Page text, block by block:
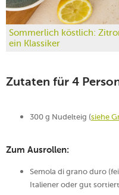
Sommerlich köstlich:
ein Klassiker
Zutaten für 4
300 g Nudelteig (siehe
Zum Ausrollen:
Semola di grano duro
Italiener oder gut